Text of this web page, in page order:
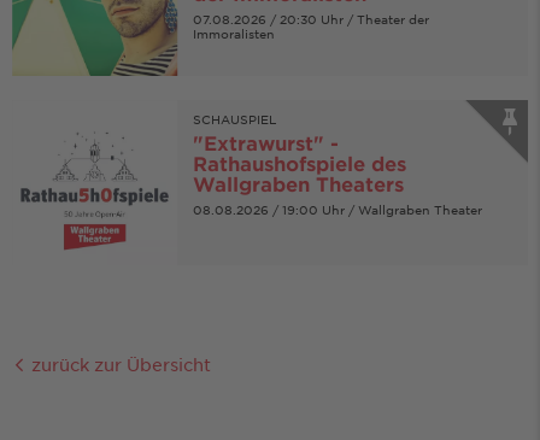
07.08.2026 / 20:30 Uhr / Theater der
Immoralisten
SCHAUSPIEL
"Extrawurst" -
Rathaushofspiele des
Wallgraben Theaters
08.08.2026 / 19:00 Uhr / Wallgraben Theater
zurück zur Übersicht